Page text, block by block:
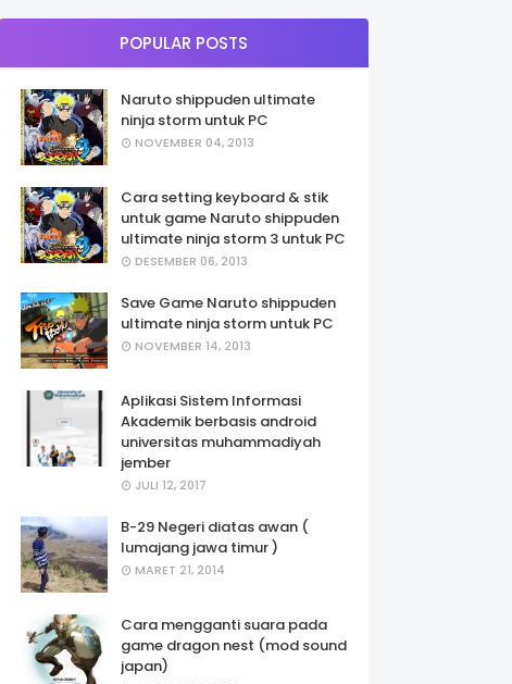
POPULAR POSTS
Naruto shippuden ultimate
ninja storm untuk PC
NOVEMBER 04, 2013
Cara setting keyboard & stik
untuk game Naruto shippuden
ultimate ninja storm 3 untuk PC
DESEMBER 06, 2013
Save Game Naruto shippuden
ultimate ninja storm untuk PC
NOVEMBER 14, 2013
Aplikasi Sistem Informasi
Akademik berbasis android
universitas muhammadiyah
jember
JULI 12, 2017
B-29 Negeri diatas awan (
lumajang jawa timur )
MARET 21, 2014
Cara mengganti suara pada
game dragon nest (mod sound
japan)